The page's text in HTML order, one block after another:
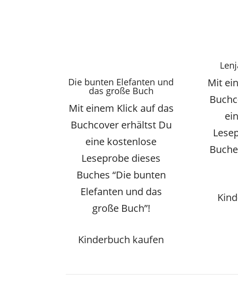
Die bunten Elefanten und
das große Buch
Mit einem Klick auf das
Buchcover erhältst Du
eine kostenlose
Leseprobe dieses
Buches “Die bunten
Elefanten und das
große Buch”!
Kinderbuch kaufen
Mit